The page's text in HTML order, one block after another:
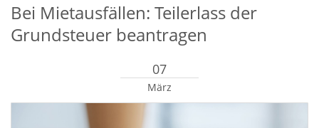
Bei Mietausfällen: Teilerlass der
Grundsteuer beantragen
07
März